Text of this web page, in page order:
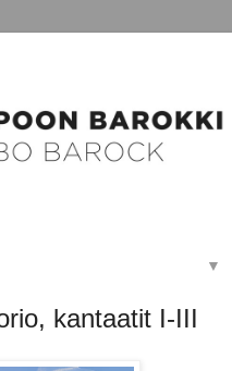
▼
kantaatit I-III